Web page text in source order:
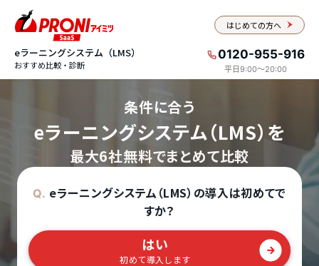
はじめての方へ
eラーニングシステム（LMS）
おすすめ比較・診断
0120-955-916
平日9:00〜20:00
条件に合う
eラーニングシステム（LMS）を
最大6社無料でまとめて比較
Q. eラーニングシステム（LMS）の導入は初めてで
すか？
はい
初めて導入します